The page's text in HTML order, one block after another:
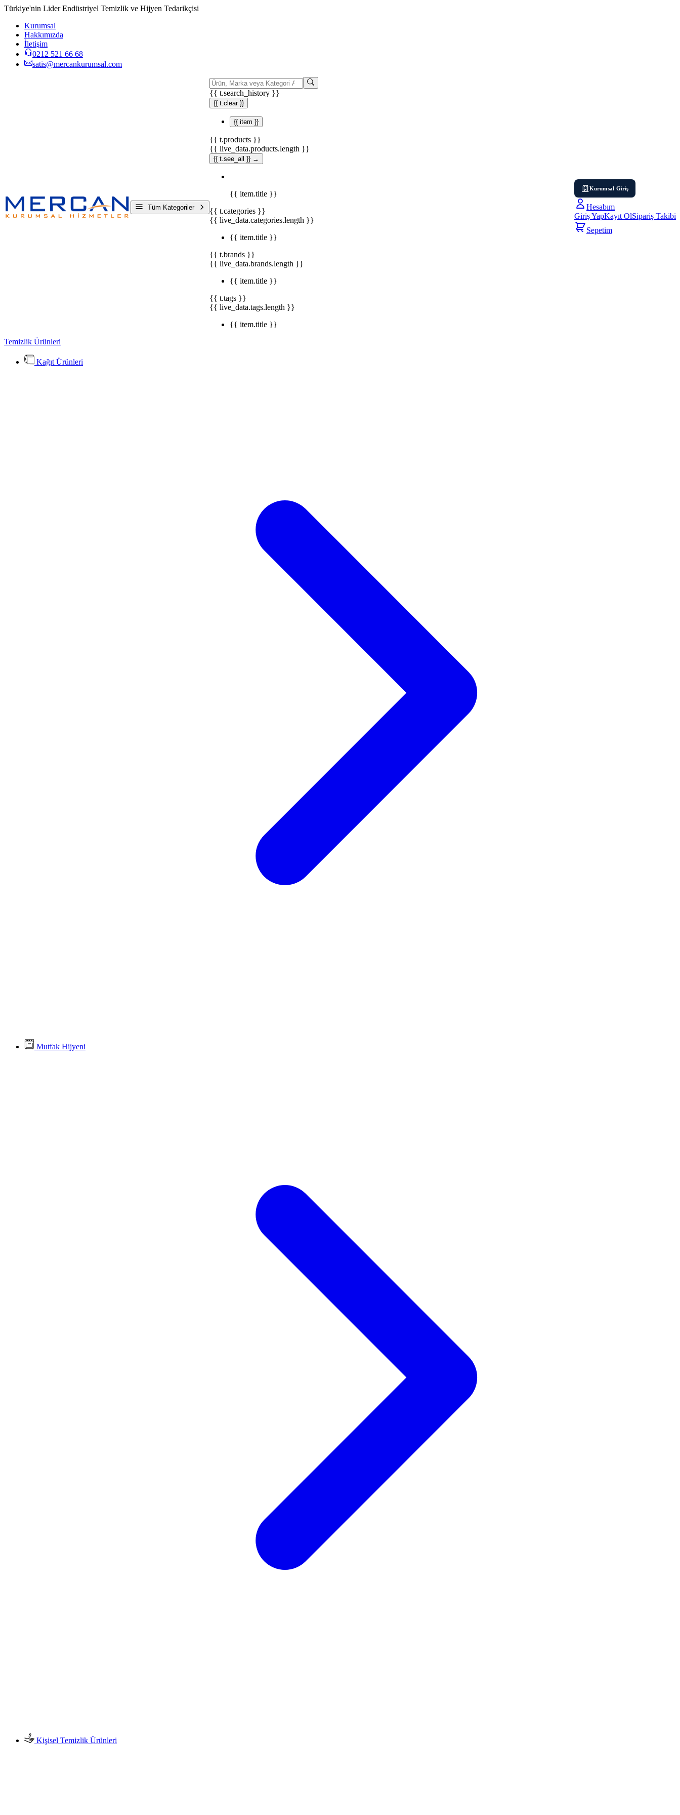
Türkiye'nin Lider Endüstriyel Temizlik ve Hijyen Tedarikçisi
Kurumsal
Hakkımızda
İletişim
0212 521 66 68
satis@mercankurumsal.com
Tüm Kategoriler
{{ t.search_history }}
{{ t.clear }}
{{ item }}
{{ t.products }}
{{ live_data.products.length }}
{{ t.see_all }} →
{{ item.title }}
{{ t.categories }}
{{ live_data.categories.length }}
{{ item.title }}
{{ t.brands }}
{{ live_data.brands.length }}
{{ item.title }}
{{ t.tags }}
{{ live_data.tags.length }}
{{ item.title }}
Kurumsal Giriş
Hesabım
Giriş YapKayıt OlSipariş Takibi
Sepetim
Temizlik Ürünleri
Kağıt Ürünleri
Mutfak Hijyeni
Kişisel Temizlik Ürünleri